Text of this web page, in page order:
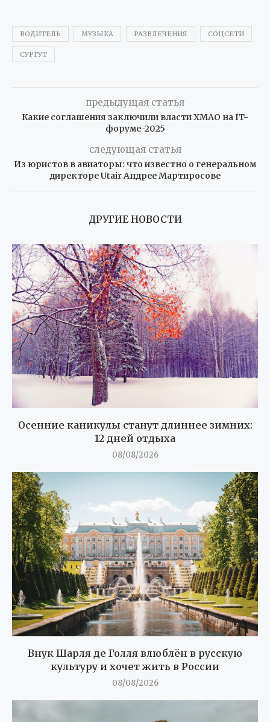
ВОДИТЕЛЬ МУЗЫКА РАЗВЛЕЧЕНИЯ СОЦСЕТИ
СУРГУТ
предыдущая статья
Какие соглашения заключили власти ХМАО на IT-
форуме-2025
следующая статья
Из юристов в авиаторы: что известно о генеральном
директоре Utair Андрее Мартиросове
ДРУГИЕ НОВОСТИ
Осенние каникулы станут длиннее зимних:
12 дней отдыха
08/08/2026
Внук Шарля де Голля влюблён в русскую
культуру и хочет жить в России
08/08/2026